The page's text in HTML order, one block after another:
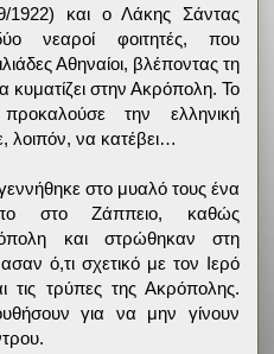
1922) και ο Λάκης Σάντας
νεαροί φοιτητές, που
Αθηναίοι, βλέποντας τη
κυματίζει στην Ακρόπολη. Το
την ελληνική
λοιπόν, να κατέβει…
στο μυαλό τους ένα
στο Ζάππειο, καθώς
και στρώθηκαν στη
ό,τι σχετικό με τον Ιερό
τις τρύπες της Ακρόπολης.
για να μην γίνουν